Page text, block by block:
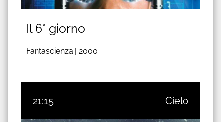
Il 6° giorno
Fantascienza | 2000
21:15 Cielo